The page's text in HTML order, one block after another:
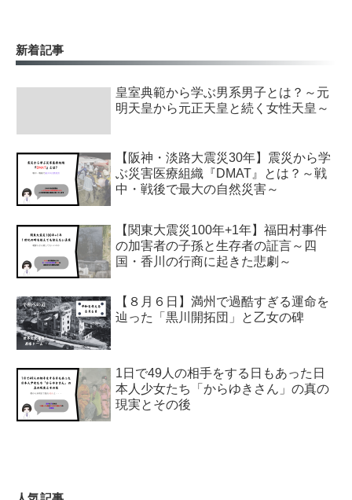
新着記事
皇室典範から学ぶ男系男子とは？～元
明天皇から元正天皇と続く女性天皇～
【阪神・淡路大震災30年】震災から学
ぶ災害医療組織『DMAT』とは？～戦
中・戦後で最大の自然災害～
【関東大震災100年+1年】福田村事件
の加害者の子孫と生存者の証言～四
国・香川の行商に起きた悲劇～
【８月６日】満州で過酷すぎる運命を
辿った「黒川開拓団」と乙女の碑
1日で49人の相手をする日もあった日
本人少女たち「からゆきさん」の真の
現実とその後